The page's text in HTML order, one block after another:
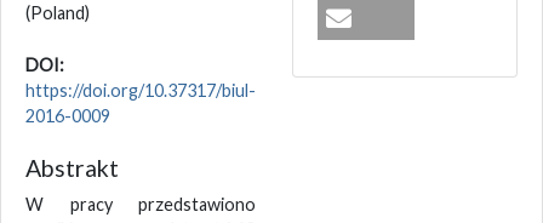
(Poland)
DOI:
https://doi.org/10.37317/biul-
2016-0009
Abstrakt
W pracy przedstawiono